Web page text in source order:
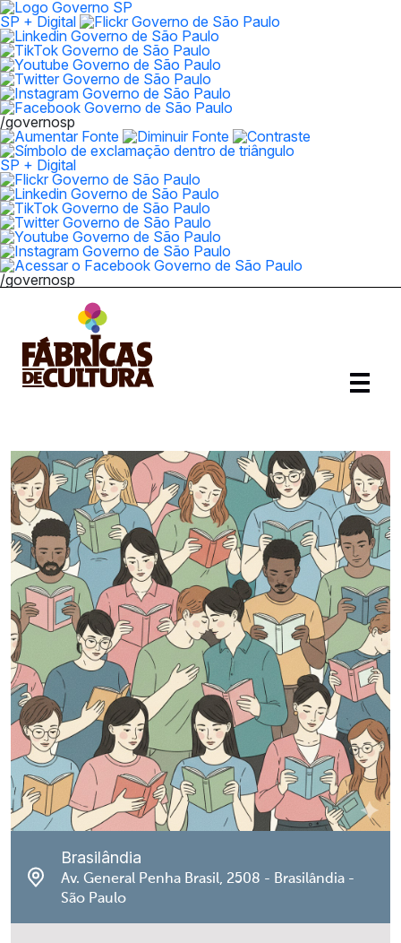
SP + Digital
/governosp
SP + Digital
/governosp
Brasilândia
Av. General Penha Brasil, 2508 - Brasilândia -
São Paulo